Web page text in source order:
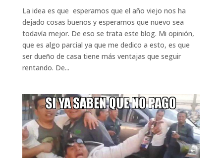
La idea es que esperamos que el año viejo nos ha
dejado cosas buenos y esperamos que nuevo sea
todavía mejor. De eso se trata este blog. Mi opinión,
que es algo parcial ya que me dedico a esto, es que
ser dueño de casa tiene más ventajas que seguir
rentando. De...